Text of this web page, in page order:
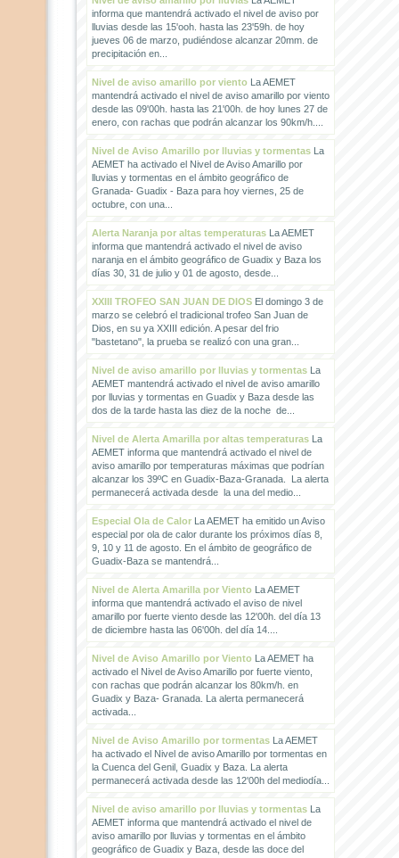
informa que mantendrá activado el nivel de aviso por
lluvias desde las 15'ooh. hasta las 23'59h. de hoy
jueves 06 de marzo, pudiéndose alcanzar 20mm. de
precipitación en...
Nivel de aviso amarillo por vientoLa AEMET
mantendrá activado el nivel de aviso amarillo por viento
desde las 09'00h. hasta las 21'00h. de hoy lunes 27 de
enero, con rachas que podrán alcanzar los 90km/h....
Nivel de Aviso Amarillo por lluvias y tormentasLa
AEMET ha activado el Nivel de Aviso Amarillo por
lluvias y tormentas en el ámbito geográfico de
Granada- Guadix - Baza para hoy viernes, 25 de
octubre, con una...
Alerta Naranja por altas temperaturasLa AEMET
informa que mantendrá activado el nivel de aviso
naranja en el ámbito geográfico de Guadix y Baza los
días 30, 31 de julio y 01 de agosto, desde...
XXIII TROFEO SAN JUAN DE DIOSEl domingo 3 de
marzo se celebró el tradicional trofeo San Juan de
Dios, en su ya XXIII edición. A pesar del frio
"bastetano", la prueba se realizó con una gran...
Nivel de aviso amarillo por lluvias y tormentasLa
AEMET mantendrá activado el nivel de aviso amarillo
por lluvias y tormentas en Guadix y Baza desde las
dos de la tarde hasta las diez de la noche de...
Nivel de Alerta Amarilla por altas temperaturasLa
AEMET informa que mantendrá activado el nivel de
aviso amarillo por temperaturas máximas que podrían
alcanzar los 39ºC en Guadix-Baza-Granada. La alerta
permanecerá activada desde la una del medio...
Especial Ola de CalorLa AEMET ha emitido un Aviso
especial por ola de calor durante los próximos días 8,
9, 10 y 11 de agosto. En el ámbito de geográfico de
Guadix-Baza se mantendrá...
Nivel de Alerta Amarilla por VientoLa AEMET
informa que mantendrá activado el aviso de nivel
amarillo por fuerte viento desde las 12'00h. del día 13
de diciembre hasta las 06'00h. del día 14....
Nivel de Aviso Amarillo por VientoLa AEMET ha
activado el Nivel de Aviso Amarillo por fuerte viento,
con rachas que podrán alcanzar los 80km/h. en
Guadix y Baza- Granada. La alerta permanecerá
activada...
Nivel de Aviso Amarillo por tormentasLa AEMET
ha activado el Nivel de aviso Amarillo por tormentas en
la Cuenca del Genil, Guadix y Baza. La alerta
permanecerá activada desde las 12'00h del mediodía...
Nivel de aviso amarillo por lluvias y tormentasLa
AEMET informa que mantendrá activado el nivel de
aviso amarillo por lluvias y tormentas en el ámbito
geográfico de Guadix y Baza, desde las doce del